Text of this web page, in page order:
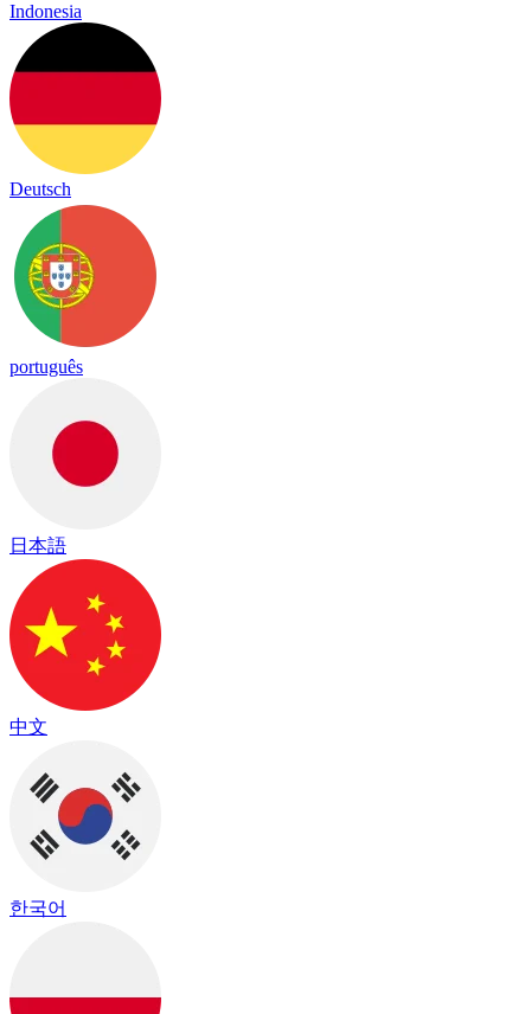
Indonesia
Deutsch
português
日本語
中文
한국어